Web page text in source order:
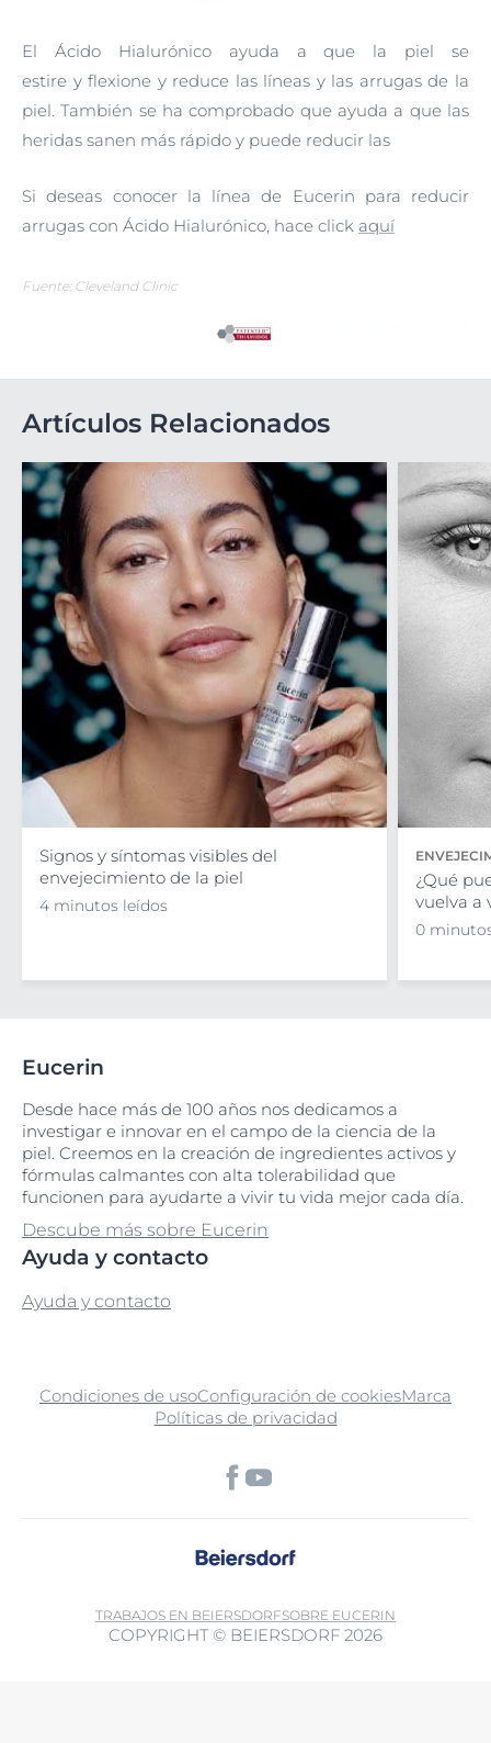
El Ácido Hialurónico ayuda a que la piel se
estire y flexione y reduce las líneas y las arrugas de la
piel. También se ha comprobado que ayuda a que las
heridas sanen más rápido y puede reducir las
Si deseas conocer la línea de Eucerin para reducir
arrugas con Ácido Hialurónico, hace click aquí
Fuente: Cleveland Clinic
Artículos Relacionados
Signos y síntomas visibles del
envejecimiento de la piel
4 minutos leídos
¿Qué
vuelva a
0
Eucerin
Desde hace más de 100 años nos dedicamos a
investigar e innovar en el campo de la ciencia de la
piel. Creemos en la creación de ingredientes activos y
fórmulas calmantes con alta tolerabilidad que
funcionen para ayudarte a vivir tu vida mejor cada día.
Descube más sobre Eucerin
Ayuda y contacto
Ayuda y contacto
Condiciones de usoConfiguración de cookiesMarca
Políticas de privacidad
TRABAJOS EN BEIERSDORFSOBRE EUCERIN
COPYRIGHT © BEIERSDORF 2026